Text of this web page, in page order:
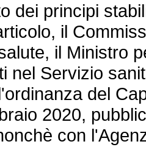
principi
il
il Ministro
nel Servizio
del
2020,
con